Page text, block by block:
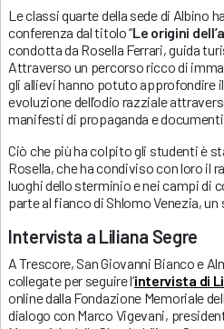
Le classi quarte della sede di Albino
conferenza dal titolo “Le origini
condotta da Rosella Ferrari, guida
Attraverso un percorso ricco di
gli allievi hanno potuto approfondire
evoluzione dell’odio razziale
manifesti di propaganda e
Ciò che più ha colpito gli studenti è
Rosella, che ha condiviso con loro il
luoghi dello sterminio e nei campi di
parte al fianco di Shlomo Venezia,
Intervista a Liliana Segre
A Trescore, San Giovanni Bianco e
collegate per seguire l’intervista di
online dalla Fondazione Memoriale
dialogo con Marco Vigevani,